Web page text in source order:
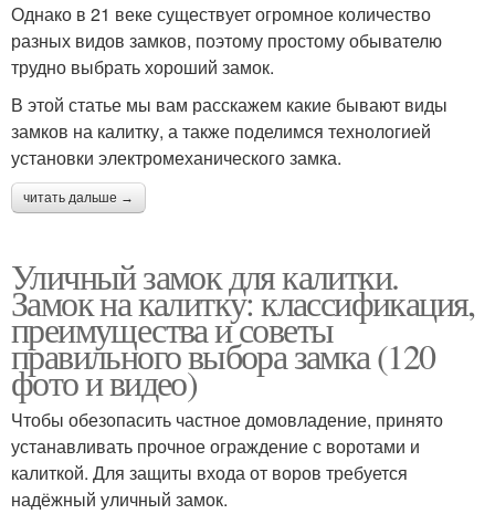
Однако в 21 веке существует огромное количество
разных видов замков, поэтому простому обывателю
трудно выбрать хороший замок.
В этой статье мы вам расскажем какие бывают виды
замков на калитку, а также поделимся технологией
установки электромеханического замка.
читать дальше →
Уличный замок для калитки.
Замок на калитку: классификация,
преимущества и советы
правильного выбора замка (120
фото и видео)
Чтобы обезопасить частное домовладение, принято
устанавливать прочное ограждение с воротами и
калиткой. Для защиты входа от воров требуется
надёжный уличный замок.